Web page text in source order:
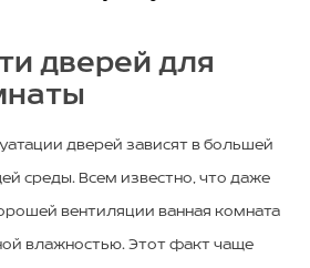
дверей для
дверей зависят в большей
среды. Всем известно, что даже
вентиляции ванная комната
влажностью. Этот факт чаще